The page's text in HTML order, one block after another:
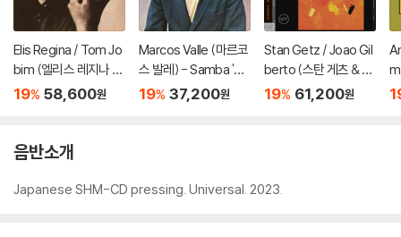
Elis Regina / Tom Jo
bim (엘리스 레지나 /
톰 조빔) - Elis & Tom
19% 58,600원
Marcos Valle (마르코
스 발레) - Samba '68
[LP]
19% 37,200원
Stan Getz / Joao Gil
berto (스탄 게츠 & 주
앙 질베르토) - Getz /
19% 61,200원
음반소개
Japanese SHM-CD pressing. Universal. 2023.